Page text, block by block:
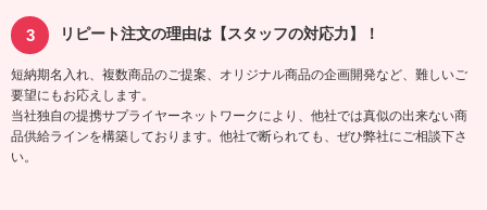
リピート注文の理由は【スタッフの対応力】！
短納期名入れ、複数商品のご提案、オリジナル商品の企画開発など、難しいご
要望にもお応えします。
当社独自の提携サプライヤーネットワークにより、他社では真似の出来ない商
品供給ラインを構築しております。他社で断られても、ぜひ弊社にご相談下さ
い。